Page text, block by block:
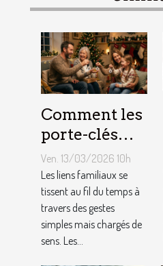
Comment les
porte-clés
personnalisés
peuvent
renforcer les
liens
familiaux ?
Ven. 13/03/2026 10h
Les liens familiaux se
tissent au fil du temps à
travers des gestes
simples mais chargés de
sens. Les...